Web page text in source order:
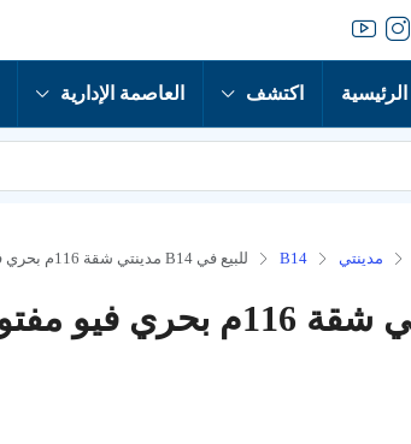
الرئيسية اكتشف العاصمة الإدارية
مدينتي B14 للبيع في B14 مدينتي شقة 116م بحري فيو مفتوح بتنازل مجاني